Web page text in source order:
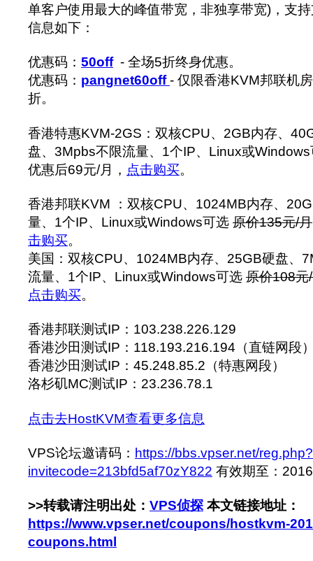
单客户使用最大的峰值带宽，非独享带宽)，支
信息如下：
优惠码： 50off- 全场5折终身优惠。
优惠码： pangnet60off- 仅限香港KVM邦联机
折。
香港特惠KVM-2GS：双核CPU、2GB内存、
盘、3Mpbs不限流量、1个IP、Linux或
优惠后69元/月， 点击购买。
香港邦联KVM ：双核CPU、1024MB内存、
量、1个IP、Linux或Windows可选 原价135元/月
击购买。
美国：双核CPU、1024MB内存、25GB硬盘、
流量、1个IP、Linux或Windows可选 原价108元
点击购买。
香港邦联测试IP：103.238.226.129
香港沙田测试IP：118.193.216.194（直链网段
香港沙田测试IP：45.248.85.2（特惠网段）
洛杉矶MC测试IP：23.236.78.1
点击去HostKVM查看更多信息
VPS论坛邀请码： https://bbs.vpser.net/reg.php?
invitecode=213bfd5af70zY822 有效期至：
>>转载请注明出处： VPS侦探 本文链接地址：
https://www.vpser.net/coupons/hostkvm-
coupons.html